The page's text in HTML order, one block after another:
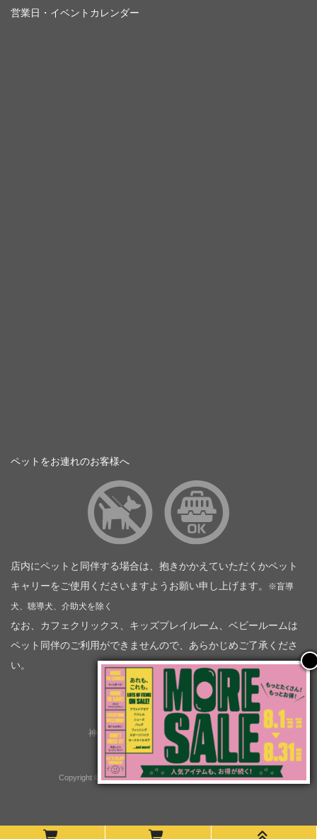
営業日・イベントカレンダー
ペットをお連れのお客様へ
店内にペットと同伴する場合は、抱きかかえていただくかペット
キャリーをご使用くださいますようお願い申し上げます。
※盲導
犬、聴導犬、介助犬を除く
なお、カフェクリックス、キッズプレイルーム、ベビールームは
ペット同伴のご利用ができませんので、あらかじめご了承くださ
い。
神奈川トヨタ自動車（企業情報）
トヨタモビリティ神奈川
株式会社会社ＫＴグループ
Copyright © GOOD OPEN AIRS myX All Rights Reserved.